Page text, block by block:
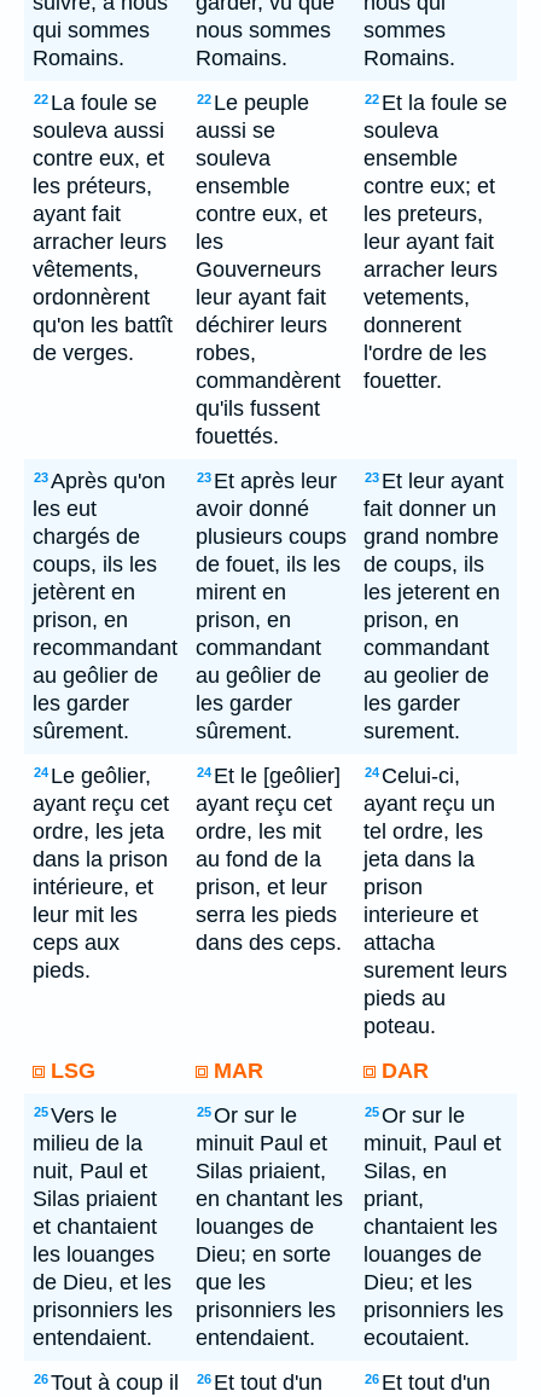
qui sommes
Romains.
nous sommes
Romains.
sommes
Romains.
22 La foule se
souleva aussi
contre eux, et
les préteurs,
ayant fait
arracher leurs
vêtements,
ordonnèrent
qu'on les battît
de verges.
22 Le peuple
aussi se
souleva
ensemble
contre eux, et
les
Gouverneurs
leur ayant fait
déchirer leurs
robes,
commandèrent
qu'ils fussent
fouettés.
22 Et la foule se
souleva
ensemble
contre eux; et
les preteurs,
leur ayant fait
arracher leurs
vetements,
donnerent
l'ordre de les
fouetter.
23Après qu'on
les eut
chargés de
coups, ils les
jetèrent en
prison, en
recommandant
au geôlier de
les garder
sûrement.
23 Et après leur
avoir donné
plusieurs coups
de fouet, ils les
mirent en
prison, en
commandant
au geôlier de
les garder
sûrement.
23 Et leur ayant
fait donner un
grand nombre
de coups, ils
les jeterent en
prison, en
commandant
au geolier de
les garder
surement.
24 Le geôlier,
ayant reçu cet
ordre, les jeta
dans la prison
intérieure, et
leur mit les
ceps aux
pieds.
24 Et le [geôlier]
ayant reçu cet
ordre, les mit
au fond de la
prison, et leur
serra les pieds
dans des ceps.
24 Celui-ci,
ayant reçu un
tel ordre, les
jeta dans la
prison
interieure et
attacha
surement leurs
pieds au
poteau.
LSG
MAR DAR
25Vers le
milieu de la
nuit, Paul et
Silas priaient
et chantaient
les louanges
de Dieu, et les
prisonniers les
entendaient.
25Or sur le
minuit Paul et
Silas priaient,
en chantant les
louanges de
Dieu; en sorte
que les
prisonniers les
entendaient.
25Or sur le
minuit, Paul et
Silas, en
priant,
chantaient les
louanges de
Dieu; et les
prisonniers les
ecoutaient.
26Tout à coup il
26 Et tout d'un
26 Et tout d'un